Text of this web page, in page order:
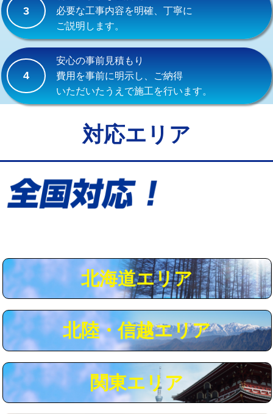
持込商品取付（単水栓）
持込商品取付（混合水栓）
持込商品取付（浄水器・分岐水栓） 16,500円
給水管工事※（バンド止め) 3,300円
給水管工事※（保温材使用（バンド止
め込み）)
用/3ｍまで)
給水管工事※（塩ビ管（VP・HI）使
用（追加）/3ｍ超え)
+8,800円
給水管工事※（ライニング鋼管・銅
管・ポリ管・HT管使用/3ｍまで)
44,000円
給水管工事※（ライニング鋼管・銅
管・ポリ管・HT管使用/3ｍ超え)
+8,800円
マス交換（土の掘削・埋め戻し作業） 11,000円~
3
必要な工事内容を明確、丁寧に
ご説明します。
4
安心の事前見積もり
費用を事前に明示し、ご納得
いただいたうえで施工を行います。
対応エリア
北海道エリア
北陸・信越エリア
関東エリア